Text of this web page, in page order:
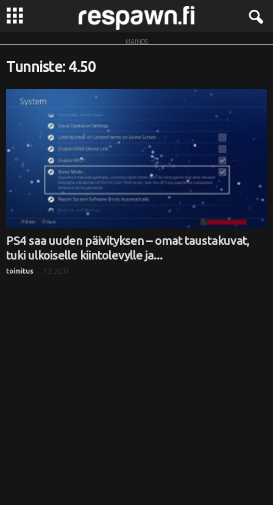
R
MAINOS
Tunniste: 4.50
PS4 saa uuden päivityksen – omat taustakuvat,
tuki ulkoiselle kiintolevylle ja...
toimitus - 7.3.2017